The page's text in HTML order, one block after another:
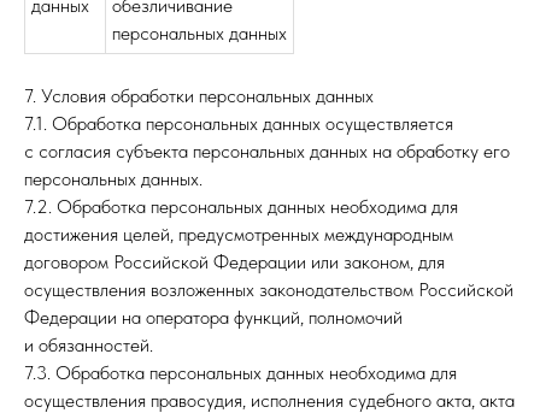
данных
обезличивание
персональных данных
7. Условия обработки персональных данных
7.1. Обработка персональных данных осуществляется
с согласия субъекта персональных данных на обработку его
персональных данных.
7.2. Обработка персональных данных необходима для
достижения целей, предусмотренных международным
договором Российской Федерации или законом, для
осуществления возложенных законодательством Российской
Федерации на оператора функций, полномочий
и обязанностей.
7.3. Обработка персональных данных необходима для
осуществления правосудия, исполнения судебного акта, акта